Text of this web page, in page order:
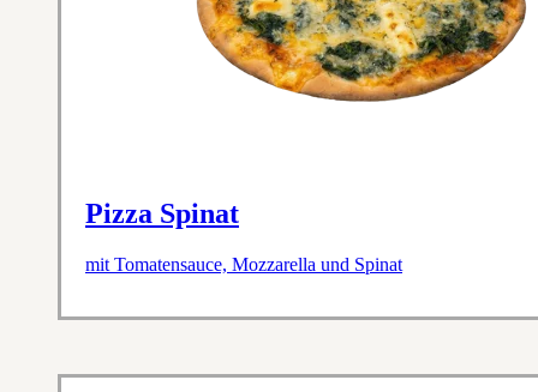
Pizza Spinat
mit Tomatensauce, Mozzarella und Spinat